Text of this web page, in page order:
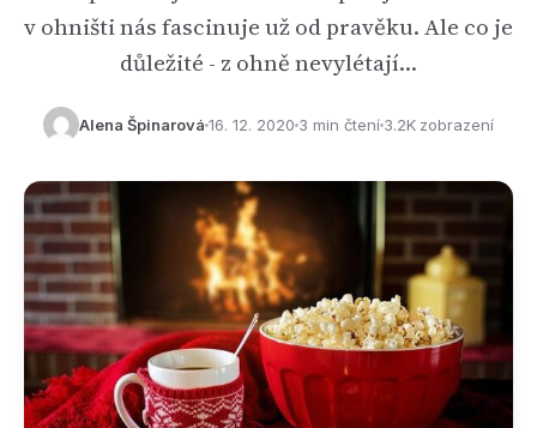
v ohništi nás fascinuje už od pravěku. Ale co je
důležité - z ohně nevylétají…
Alena Špinarová 16. 12. 2020 3 min čtení 3.2K zobrazení